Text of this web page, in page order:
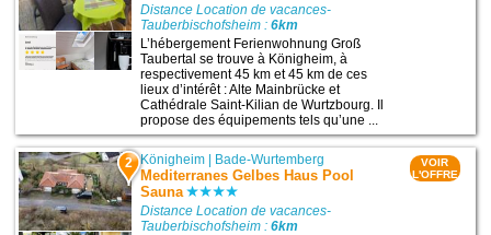
Distance Location de vacances-
Tauberbischofsheim :6km
L’hébergement Ferienwohnung Groß
Taubertal se trouve à Königheim, à
respectivement 45 km et 45 km de ces
lieux d’intérêt : Alte Mainbrücke et
Cathédrale Saint-Kilian de Wurtzbourg. Il
propose des équipements tels qu’une ...
2 Königheim Bade-Wurtemberg
Mediterranes Gelbes Haus Pool
Sauna
Distance Location de vacances-
Tauberbischofsheim :6km
VOIR
L'OFFRE